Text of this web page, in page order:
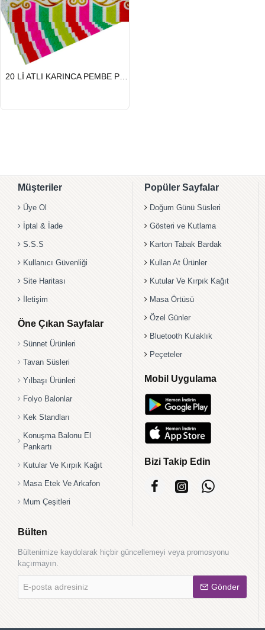
HIZLI
GÖNDERİ
Müşteriler
Üye Ol
İptal & İade
S.S.S
Kullanıcı Güvenliği
Site Haritası
İletişim
Öne Çıkan Sayfalar
Sünnet Ürünleri
Tavan Süsleri
Yılbaşı Ürünleri
Folyo Balonlar
Kek Standları
Konuşma Balonu El
Pankartı
Kutular Ve Kırpık Kağıt
Masa Etek Ve Arkafon
Mum Çeşitleri
Popüler Sayfalar
Doğum Günü Süsleri
Gösteri ve Kutlama
Karton Tabak Bardak
Kullan At Ürünler
Kutular Ve Kırpık Kağıt
Masa Örtüsü
Özel Günler
Bluetooth Kulaklık
Peçeteler
Mobil Uygulama
Bizi Takip Edin
Bülten
Bültenimize kaydolarak hiçbir güncellemeyi veya promosyonu
kaçırmayın.
posta
adresiniz
Gönder